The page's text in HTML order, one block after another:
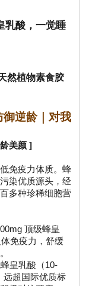
乳酸，一觉睡
然植物素食胶
御逆龄｜对我
美颜 ]
免疫力体质。蜂
染优质源头，经
多种珍稀细胞营
顶级蜂皇
免疫力，舒缓
皇乳酸（10-
远超国际优质标